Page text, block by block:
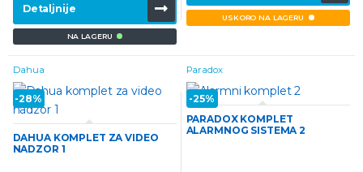
Detaljnije
NA LAGERU
USKORO NA LAGERU
Dahua
DAHUA KOMPLET ZA VIDEO
NADZOR 1
-28%
Paradox
PARADOX KOMPLET
ALARMNOG SISTEMA 2
-25%